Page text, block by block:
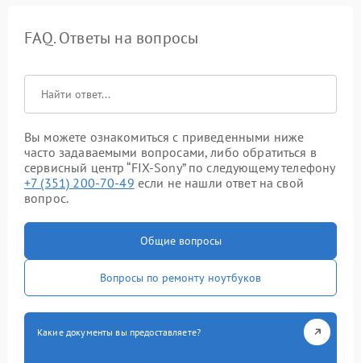
FAQ. Ответы на вопросы
Вы можете ознакомиться с приведенными ниже
часто задаваемыми вопросами, либо обратиться в
сервисный центр “FIX-Sony” по следующему телефону
+7 (351) 200-70-49 если не нашли ответ на свой
вопрос.
Общие вопросы
Вопросы по ремонту ноутбуков
Какие документы вы предоставляете?